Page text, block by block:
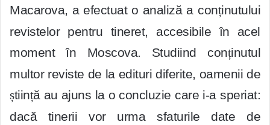
Macarova, a efectuat o analiză a conținutului
revistelor pentru tineret, accesibile în acel
moment în Moscova. Studiind conținutul
multor reviste de la edituri diferite, oamenii de
știință au ajuns la o concluzie care i-a speriat:
dacă tinerii vor urma sfaturile date de